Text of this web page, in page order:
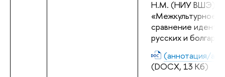
Н.М. (НИУ ВШЭ)
«Межкультурное
сравнение
русских и болгар»
(аннотация/
(DOCX, 13 Кб)